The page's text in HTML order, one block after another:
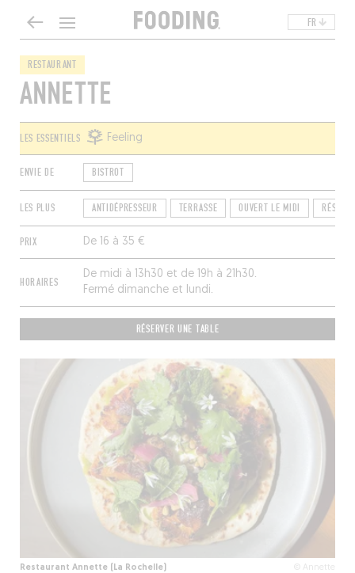
FR
RESTAURANT
ANNETTE
LES ESSENTIELS Feeling
ENVIE DE BISTROT
LES PLUS ANTIDÉPRESSEUR TERRASSE OUVERT LE MIDI RÉSA
PRIX De 16 à 35 €
HORAIRES
De midi à 13h30 et de 19h à 21h30.
Fermé dimanche et lundi.
RÉSERVER UNE TABLE
Restaurant Annette (La Rochelle) © Annette